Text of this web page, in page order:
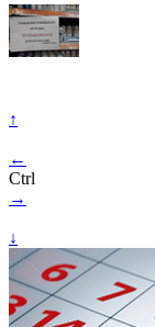
↑
←
Ctrl
→
↓